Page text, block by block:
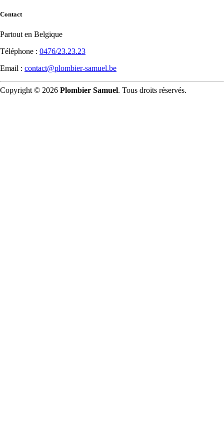
Contact
Partout en Belgique
Téléphone : 0476/23.23.23
Email : contact@plombier-samuel.be
Copyright © 2026 Plombier Samuel. Tous droits réservés.